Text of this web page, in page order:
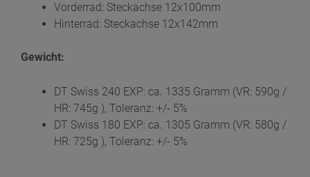
Vorderrad: Steckachse 12x100mm
Hinterrad: Steckachse 12x142mm
Gewicht:
DT Swiss 240 EXP: ca. 1335 Gramm (VR: 590g /
HR: 745g ), Toleranz: +/- 5%
DT Swiss 180 EXP: ca. 1305 Gramm (VR: 580g /
HR: 725g ), Toleranz: +/- 5%